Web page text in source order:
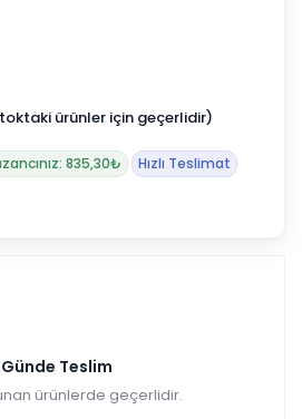
ürünler için geçerlidir)
835,30₺ Hızlı Teslimat
Günde Teslim
ürünlerde geçerlidir.